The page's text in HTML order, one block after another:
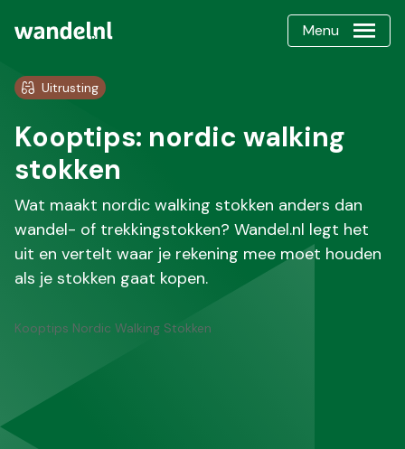
Menu
Uitrusting
Kooptips: nordic walking
stokken
Wat maakt nordic walking stokken anders dan
wandel- of trekkingstokken? Wandel.nl legt het
uit en vertelt waar je rekening mee moet houden
als je stokken gaat kopen.
Kooptips Nordic Walking Stokken